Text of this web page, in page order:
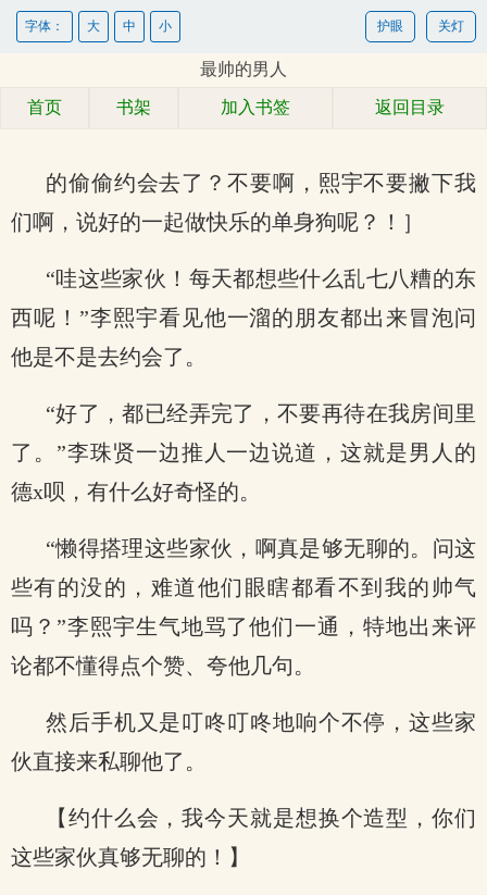
关灯
护眼
字体： 大 中 小
最帅的男人
首页 书架 加入书签 返回目录
的偷偷约会去了？不要啊，熙宇不要撇下我
们啊，说好的一起做快乐的单身狗呢？！］
“哇这些家伙！每天都想些什么乱七八糟的东
西呢！”李熙宇看见他一溜的朋友都出来冒泡问
他是不是去约会了。
“好了，都已经弄完了，不要再待在我房间里
了。”李珠贤一边推人一边说道，这就是男人的
德x呗，有什么好奇怪的。
“懒得搭理这些家伙，啊真是够无聊的。问这
些有的没的，难道他们眼瞎都看不到我的帅气
吗？”李熙宇生气地骂了他们一通，特地出来评
论都不懂得点个赞、夸他几句。
然后手机又是叮咚叮咚地响个不停，这些家
伙直接来私聊他了。
【约什么会，我今天就是想换个造型，你们
这些家伙真够无聊的！】